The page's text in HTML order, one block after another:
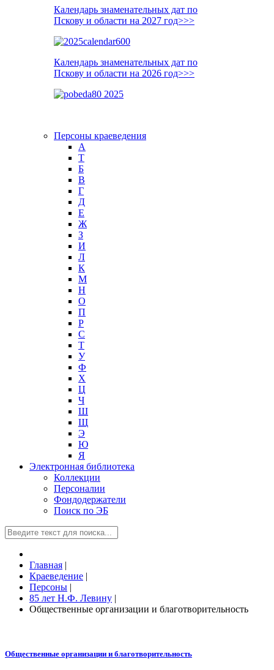
Календарь знаменательных дат по
Пскову и области на 2027 год>>>
Календарь знаменательных дат по
Пскову и области на 2026 год>>>
Персоны краеведения
А
T
Б
В
Г
Д
Е
Ж
З
И
Л
К
М
Н
О
П
Р
С
Т
У
Ф
Х
Ц
Ч
Ш
Щ
Э
Ю
Я
Электронная библиотека
Коллекции
Персоналии
Фондодержатели
Поиск по ЭБ
Главная |
Краеведение |
Персоны |
85 лет Н.Ф. Левину |
Общественные организации и благотворительность
Общественные организации и благотворительность